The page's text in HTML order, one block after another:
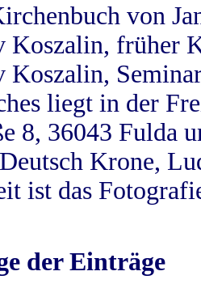
von
Koszalin, früher
Koszalin,
liegt in der
8, 36043 Fulda
Krone,
ist das
der Einträge